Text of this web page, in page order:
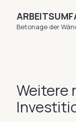
Betonage der
Weitere